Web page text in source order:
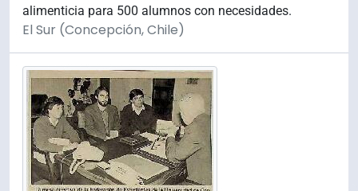
alimenticia para 500 alumnos con necesidades.
El Sur (Concepción, Chile)